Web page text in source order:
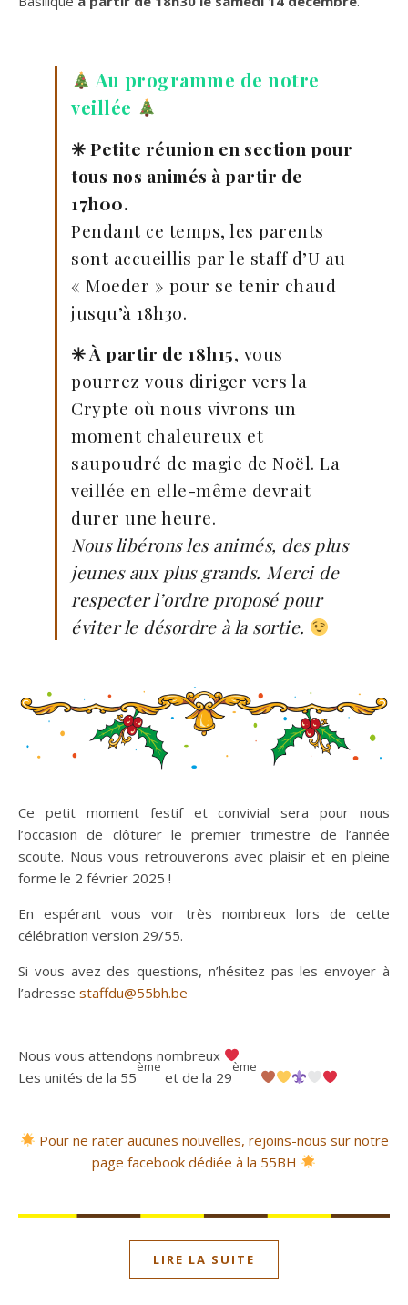
Au programme de notre
veillée
✳︎ Petite réunion en section pour
tous nos animés à partir de
17h00.
Pendant ce temps, les parents
sont accueillis par le staff d’U au
« Moeder » pour se tenir chaud
jusqu’à 18h30.
✳︎ À partir de 18h15, vous
pourrez vous diriger vers la
Crypte où nous vivrons un
moment chaleureux et
saupoudré de magie de Noël. La
veillée en elle-même devrait
durer une heure.
Nous libérons les animés, des plus
jeunes aux plus grands. Merci de
respecter l’ordre proposé pour
éviter le désordre à la sortie.
Ce petit moment festif et convivial sera pour nous
l’occasion de clôturer le premier trimestre de l’année
scoute. Nous vous retrouverons avec plaisir et en pleine
forme le 2 février 2025 !
En espérant vous voir très nombreux lors de cette
célébration version 29/55.
Si vous avez des questions, n’hésitez pas les envoyer à
l’adresse staffdu@55bh.be
Nous vous attendons nombreux
Les unités de la 55
ème
et de la 29
ème
Pour ne rater aucunes nouvelles, rejoins-nous sur notre
page facebook dédiée à la 55BH
LIRE LA SUITE